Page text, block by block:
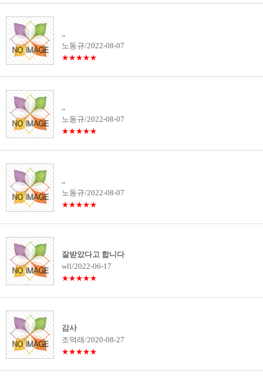
..
노동규/2022-08-07
★★★★★
..
노동규/2022-08-07
★★★★★
..
노동규/2022-08-07
★★★★★
잘받았다고 합니다
wll/2022-06-17
★★★★★
감사
조덕래/2020-08-27
★★★★★